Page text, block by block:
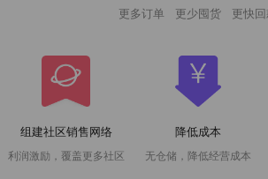
更多订单 更少囤货 更快回
组建社区销售网络
利润激励，覆盖更多社区
降低成本
无仓储，降低经营成本